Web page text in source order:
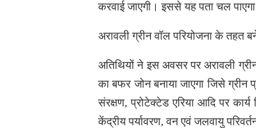
करवाई जाएगी। इससे यह पता चल
अरावली ग्रीन वॉल परियोजना के तहत
अतिथियों ने इस अवसर पर अरावली
का बफर जोन बनाया जाएगा जिसे ग्रीन
संरक्षण, प्रोटेक्टेड एरिया आदि पर
केंद्रीय पर्यावरण, वन एवं जलवायु